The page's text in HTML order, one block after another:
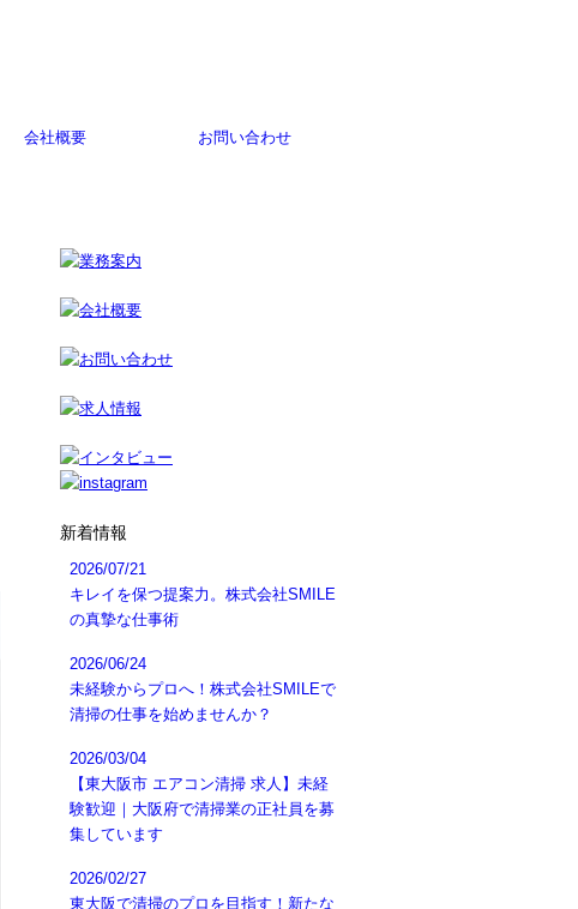
会社概要 お問い合わせ
新着情報
2026/07/21
キレイを保つ提案力。株式会社SMILE
の真摯な仕事術
2026/06/24
未経験からプロへ！株式会社SMILEで
清掃の仕事を始めませんか？
2026/03/04
【東大阪市 エアコン清掃 求人】未経
験歓迎｜大阪府で清掃業の正社員を募
集しています
2026/02/27
東大阪で清掃のプロを目指す！新たな